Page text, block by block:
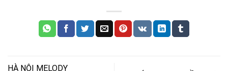
HÀ NỘI MELODY